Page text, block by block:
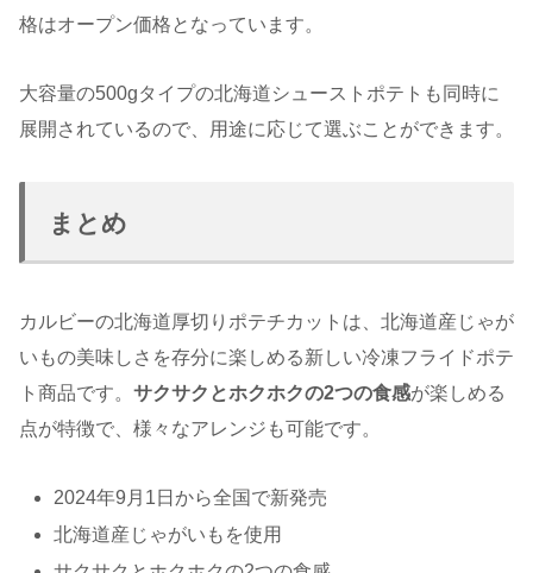
格はオープン価格となっています。
大容量の500gタイプの北海道シューストポテトも同時に
展開されているので、用途に応じて選ぶことができます。
まとめ
カルビーの北海道厚切りポテチカットは、北海道産じゃが
いもの美味しさを存分に楽しめる新しい冷凍フライドポテ
ト商品です。 サクサクとホクホクの2つの食感が楽しめる
点が特徴で、様々なアレンジも可能です。
2024年9月1日から全国で新発売
北海道産じゃがいもを使用